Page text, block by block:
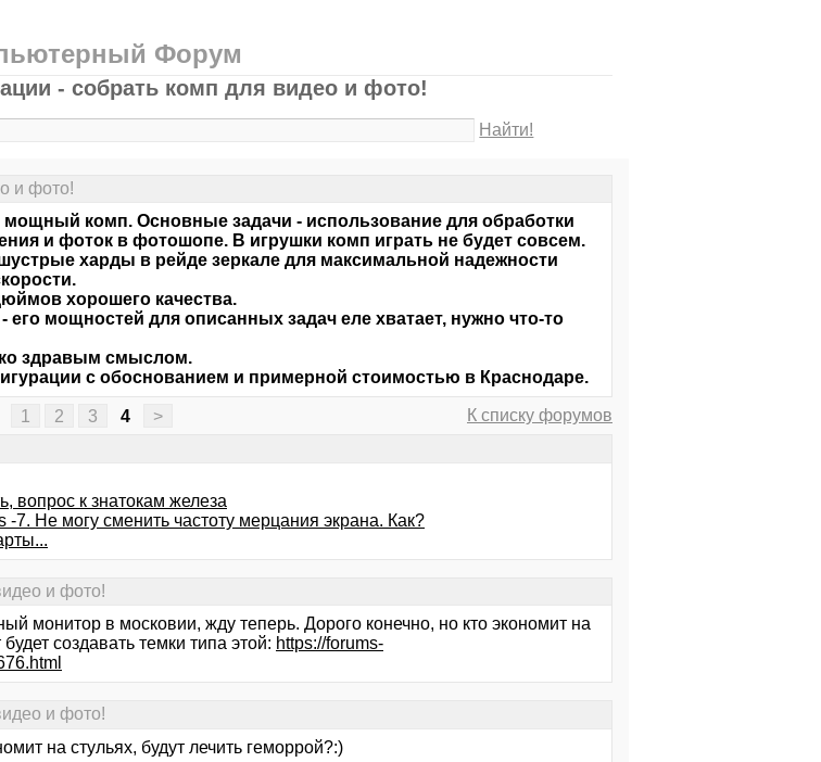
Форум
- собрать комп для видео и фото!
Найти!
и фото!
комп. Основные задачи - использование для обработки
и фоток в фотошопе. В игрушки комп играть не будет совсем.
харды в рейде зеркале для максимальной надежности
хорошего качества.
его мощностей для описанных задач еле хватает, нужно что-то
здравым смыслом.
с обоснованием и примерной стоимостью в Краснодаре.
1 2 3 4 >
К списку форумов
вопрос к знатокам железа
-7. Не могу сменить частоту мерцания экрана. Как?
и фото!
монитор в московии, жду теперь. Дорого конечно, но кто экономит на
создавать темки типа этой: https://forums-
и фото!
на стульях, будут лечить геморрой?:)